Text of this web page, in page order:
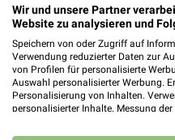
478,03 km
Hörstudio
Wolfhagener Str.
40764
Wir und unsere Partner
Website zu analysieren und
Speichern von oder Zugriff auf
Verwendung reduzierter Daten zur
von Profilen für personalisierte
Auswahl personalisierter Werbung.
Personalisierung von Inhalten.
personalisierter Inhalte. Messung
Kombinationen von Daten aus